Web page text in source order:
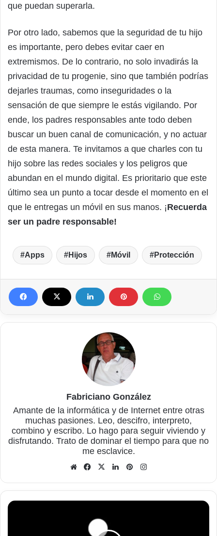
que puedan superarla.
Por otro lado, sabemos que la seguridad de tu hijo
es importante, pero debes evitar caer en
extremismos. De lo contrario, no solo invadirás la
privacidad de tu progenie, sino que también podrías
dejarles traumas, como inseguridades o la
sensación de que siempre le estás vigilando. Por
ende, los padres responsables ante todo deben
buscar un buen canal de comunicación, y no actuar
de esta manera. Te invitamos a que charles con tu
hijo sobre las redes sociales y los peligros que
abundan en el mundo digital. Es prioritario que este
último sea un punto a tocar desde el momento en el
que le entregas un móvil en sus manos. ¡Recuerda
ser un padre responsable!
Apps Hijos Móvil Protección
Fabriciano González
Amante de la informática y de Internet entre otras
muchas pasiones. Leo, descifro, interpreto,
combino y escribo. Lo hago para seguir viviendo y
disfrutando. Trato de dominar el tiempo para que no
me esclavice.
Sitio
Facebook
X LinkedInPinterest
El